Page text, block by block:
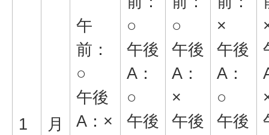
1
月
午
前：
○
午後
A：×
○
午後
A：
○
午後
○
午後
A：
×
午後
×
午後
A：
○
午後